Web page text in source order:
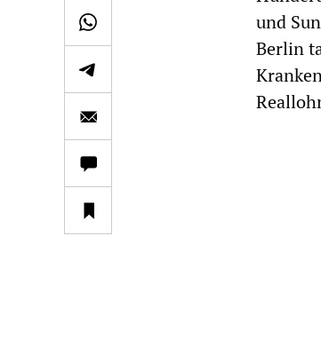
und
Berlin